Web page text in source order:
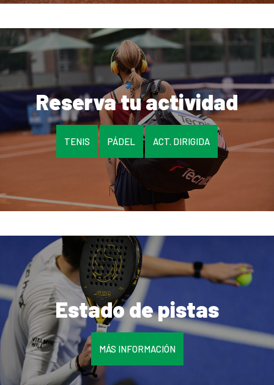
Reserva tu actividad
TENIS PÁDEL ACT. DIRIGIDA
Estado de pistas
MÁS INFORMACIÓN